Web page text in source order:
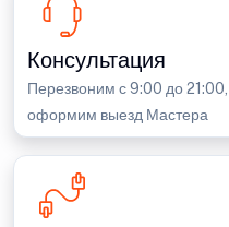
Консультация
Перезвоним с 9:00 до
оформим выезд Мастера